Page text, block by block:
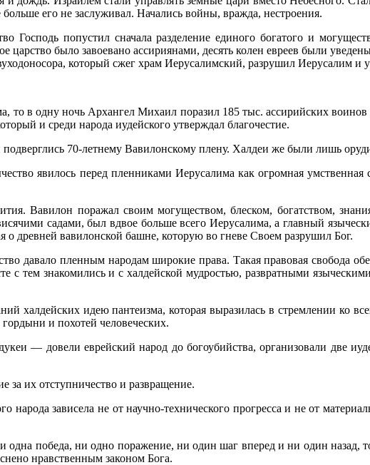
что он уже больше его не заслуживал. На­чались войны,
Господь попустил сначала разделение единого богатого и
царство было завоевано ассириянами, десять колен евреев были
который сжег храм Иерусалимский, разрушил Иерусалим и
то в одну ночь Архангел Михаил поразил 185 тыс. ассирийских
и среди народа иудейского утверждал благочестие.
70-летнему Вавилонскому плену. Халдеи же были лишь
явилось перед пленниками Иерусалима как огромная
Вавилон поражал своим могуществом, блеском, богатством,
садами, был вдвое больше всего Иерусалима, а главный
древней вавилонской башне, которую во гневе Своем разрушил Бог.
давало пленным народам широкие права. Такая правовая сво­бода
с тем знакомились и с халдейской мудростью, развратными
халдейских идею пантеизма, которая выразилась в стремлении ко
и похотей человеческих.
— довели еврейский народ до богоубийства, организовали две
за их отступничество и развращение.
народа зависела не от научно-технического прогресса и не от
победа, ни одно поражение, ни один шаг вперед и ни один назад,
нравствен­ным законом Бога.